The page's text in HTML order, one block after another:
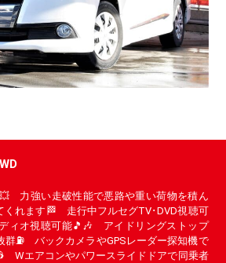
力強い走破性能で悪路や重い荷物を積ん
くれます🏁 走行中フルセグTV･DVD視聴可
ィオ視聴可能🎵🎶 アイドリングストップ
群⛽ バックカメラやGPSレーダー探知機で
Wエアコンやパワースライドドアで同乗者